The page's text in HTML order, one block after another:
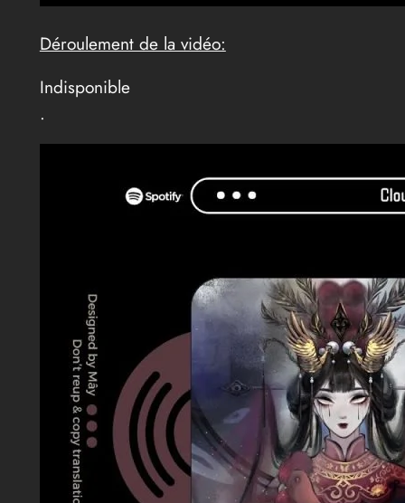
Déroulement de la vidéo:
Indisponible
.